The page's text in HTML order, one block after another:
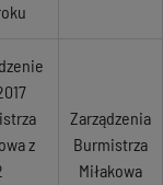
z
Zarządzenia
Burmistrza
Miłakowa